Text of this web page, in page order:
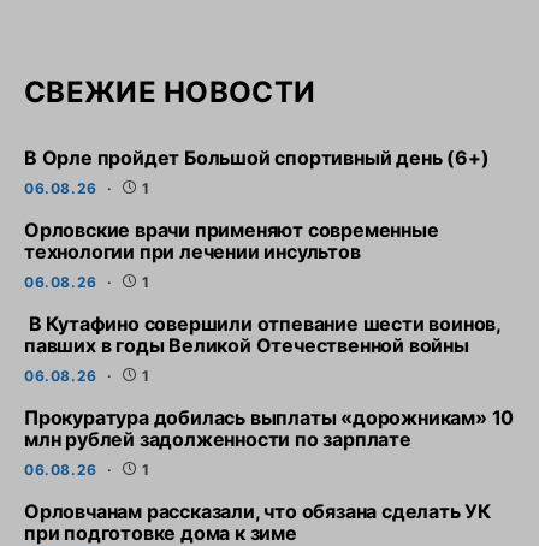
СВЕЖИЕ НОВОСТИ
В Орле пройдет Большой спортивный день (6+)
06.08.26 1
Орловские врачи применяют современные
технологии при лечении инсультов
06.08.26 1
В Кутафино совершили отпевание шести воинов,
павших в годы Великой Отечественной войны
06.08.26 1
Прокуратура добилась выплаты «дорожникам» 10
млн рублей задолженности по зарплате
06.08.26 1
Орловчанам рассказали, что обязана сделать УК
при подготовке дома к зиме